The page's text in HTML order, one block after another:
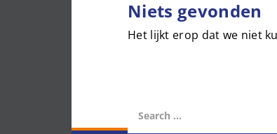
Niets gevonden
Het lijkt erop dat we niet